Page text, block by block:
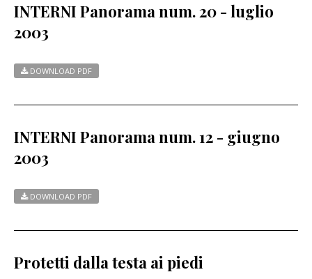
INTERNI Panorama num. 20 - luglio
2003
DOWNLOAD PDF
INTERNI Panorama num. 12 - giugno
2003
DOWNLOAD PDF
Protetti dalla testa ai piedi